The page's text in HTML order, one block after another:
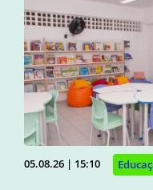
05.08.26 | 15:10